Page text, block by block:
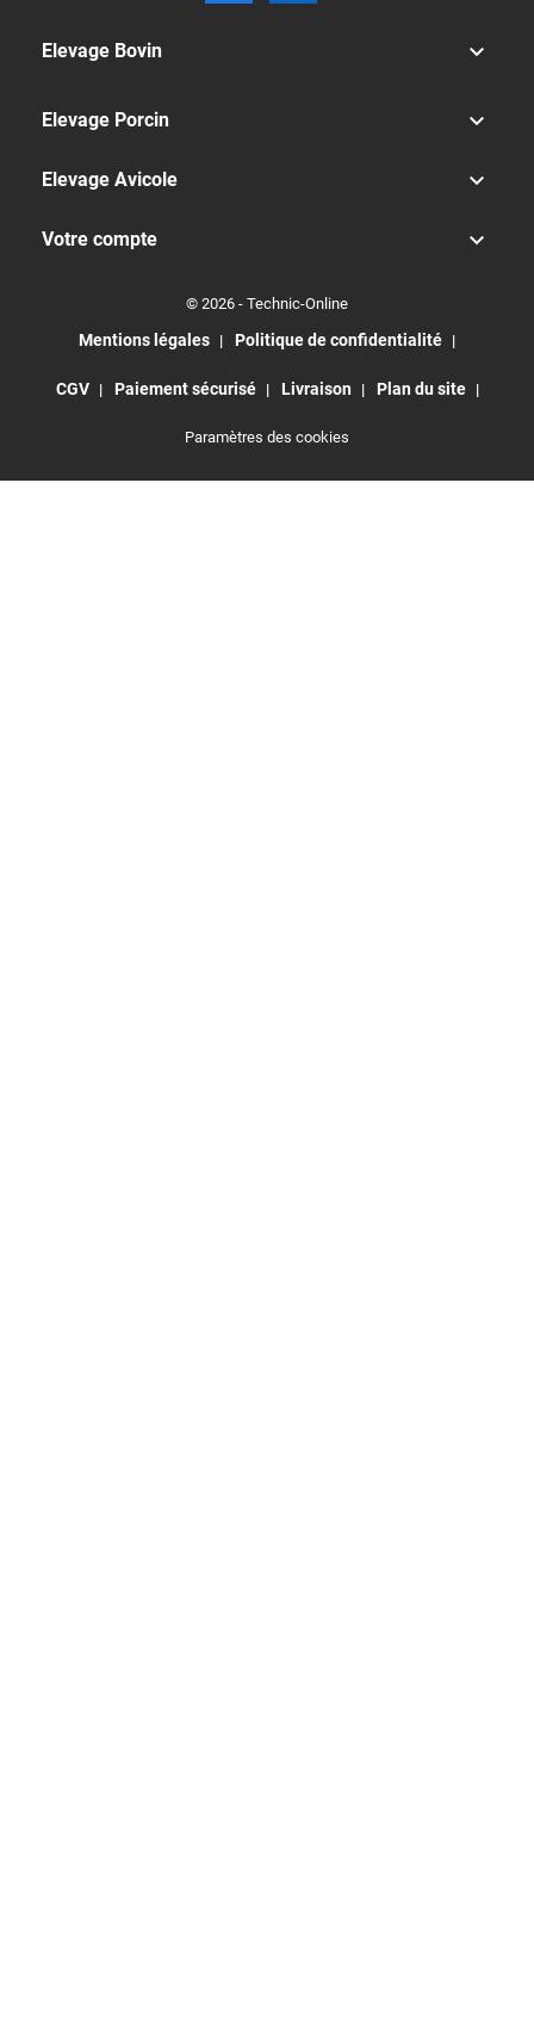
Elevage Bovin 
Elevage Porcin 
Elevage Avicole 
Votre compte 
© 2026 - Technic-Online
Mentions légales Politique de confidentialité
CGV Paiement sécurisé Livraison Plan du site
Paramètres des cookies